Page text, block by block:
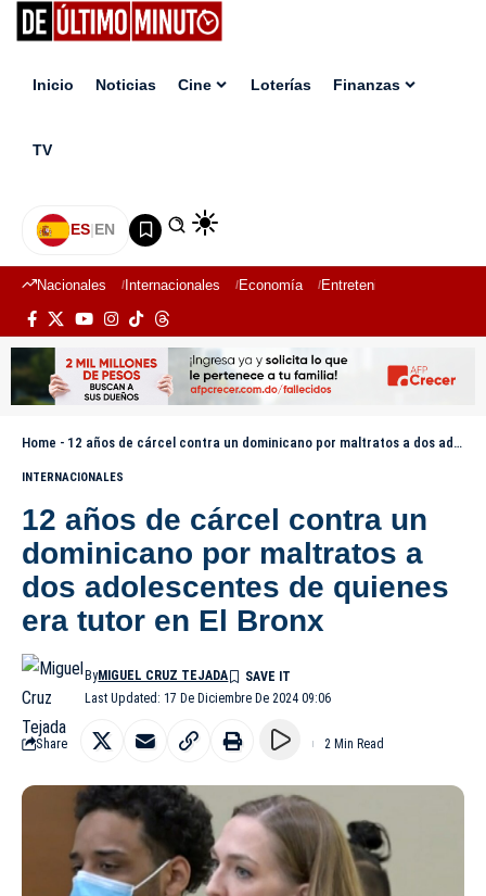
Inicio Noticias Cine Loterías Finanzas
TV
ES|EN
Nacionales Internacionales Economía Entretenimiento
Home - 12 años de cárcel contra un dominicano por maltratos a dos adolescentes de quienes era tutor en El Bronx
INTERNACIONALES
12 años de cárcel contra un
dominicano por maltratos a
dos adolescentes de quienes
era tutor en El Bronx
Last Updated: 17 De Diciembre De 2024 09:06
ByMIGUEL CRUZ TEJADA
Share 2 Min Read